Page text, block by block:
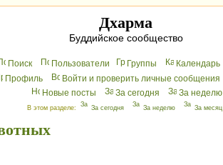
Дхарма
Буддийское сообщество
Поиск Пользователи Группы Календарь
Профиль
Войти и проверить личные сообщения
Новые посты
За сегодня За неделю
В этом разделе: За сегодня За неделю За месяц